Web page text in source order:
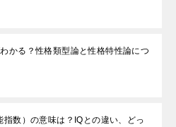
かる？性格類型論と性格特性論につ
指数）の意味は？IQとの違い、どっ